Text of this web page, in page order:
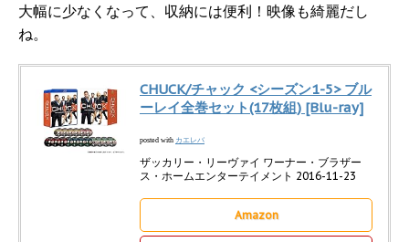
大幅に少なくなって、収納には便利！映像も綺麗だし
ね。
CHUCK/チャック <シーズン1-5> ブル
ーレイ全巻セット(17枚組) [Blu-ray]
posted with カエレバ
ザッカリー・リーヴァイ ワーナー・ブラザー
ス・ホームエンターテイメント 2016-11-23
Amazon